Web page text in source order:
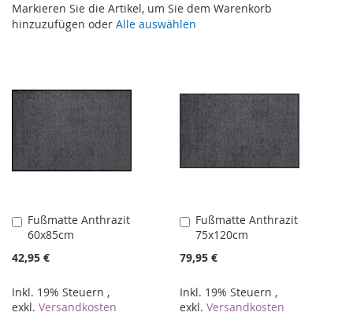
Markieren Sie die Artikel, um Sie dem Warenkorb
hinzuzufügen oder Alle auswählen
Fußmatte Anthrazit
60x85cm
42,95 €
Inkl. 19% Steuern ,
exkl. Versandkosten
In
den
Warenkorb
Fußmatte Anthrazit
75x120cm
79,95 €
Inkl. 19% Steuern ,
exkl.Versandkosten
In
den
Warenkorb